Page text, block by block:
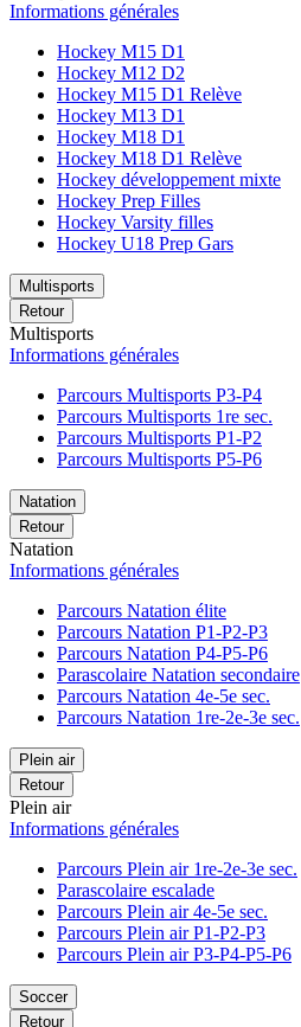
Informations générales
Hockey M15 D1
Hockey M12 D2
Hockey M15 D1 Relève
Hockey M13 D1
Hockey M18 D1
Hockey M18 D1 Relève
Hockey développement mixte
Hockey Prep Filles
Hockey Varsity filles
Hockey U18 Prep Gars
Multisports
Retour
Multisports
Informations générales
Parcours Multisports P3-P4
Parcours Multisports 1re sec.
Parcours Multisports P1-P2
Parcours Multisports P5-P6
Natation
Retour
Natation
Informations générales
Parcours Natation élite
Parcours Natation P1-P2-P3
Parcours Natation P4-P5-P6
Parascolaire Natation secondaire
Parcours Natation 4e-5e sec.
Parcours Natation 1re-2e-3e sec.
Plein air
Retour
Plein air
Informations générales
Parcours Plein air 1re-2e-3e sec.
Parascolaire escalade
Parcours Plein air 4e-5e sec.
Parcours Plein air P1-P2-P3
Parcours Plein air P3-P4-P5-P6
Soccer
Retour